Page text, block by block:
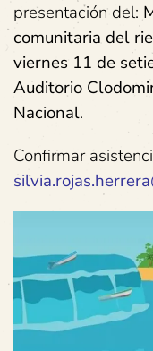
presentación del:
comunitaria del
viernes 11 de
Auditorio
Nacional.
Confirmar